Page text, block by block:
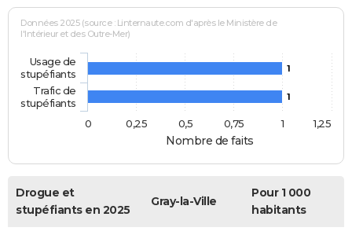
Nombre de faits
Données 2025 (source : Linternaute.com d'après le Ministère de
l'Intérieur et des Outre-Mer)
1
1
Usage de
stupéfiants
Trafic de
stupéfiants
0
1
0,25 0,5 0,75 1,25
Drogue et
stupéfiants en 2025
Gray-la-Ville
Pour 1 000
habitants